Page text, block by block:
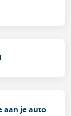
aan je auto